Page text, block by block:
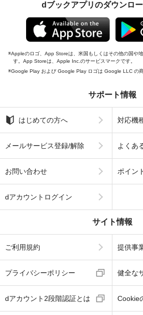
dブックアプリのダウンロ
Appleのロゴ、App Storeは、米国もしくはその他の国や
す。App Storeは、Apple Inc.のサービスマークです。
Google Play および Google Play ロゴは Google LLC の商
サポート情報
はじめての方へ 対応機
メールサービス登録/解除 よくあ
お問い合わせ ポイン
dアカウントログイン
サイト情報
ご利用規約 提供事
プライバシーポリシー 健全な
dアカウント2段階認証とは Cookie